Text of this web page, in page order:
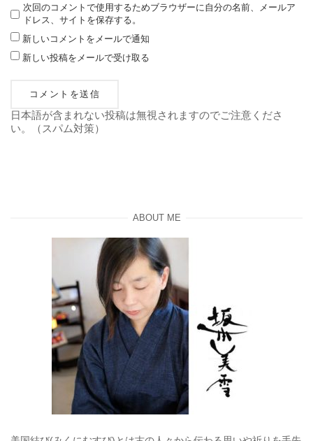
次回のコメントで使用するためブラウザーに自分の名前、メールア
ドレス、サイトを保存する。
新しいコメントをメールで通知
新しい投稿をメールで受け取る
日本語が含まれない投稿は無視されますのでご注意くださ
い。（スパム対策）
ABOUT ME